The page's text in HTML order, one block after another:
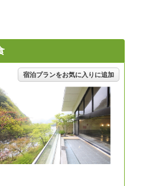
宿泊プランをお気に入りに追加